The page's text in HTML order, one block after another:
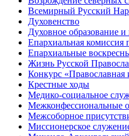
Всемирный Русский
Духовенство
Духовное образование и
Епархиальная комиссия
Епархиальные
Жизнь Русской
Конкурс «Православная
Крестные ходы
Медико-социальное
Межконфессиональные
Межсоборное
Миссионерское